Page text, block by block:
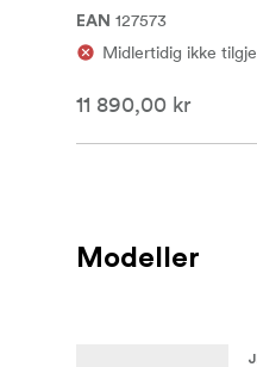
EAN 127573
Midlertidig ikke
11 890,00 kr
Modeller